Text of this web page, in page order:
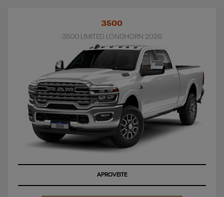
3500
3500 LIMITED LONGHORN 2026
APROVEITE